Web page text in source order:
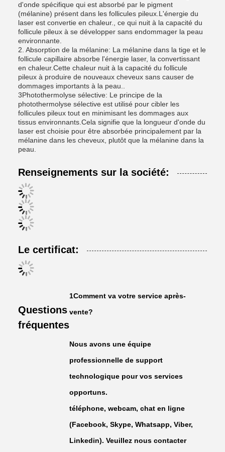
d'onde spécifique qui est absorbé par le pigment
(mélanine) présent dans les follicules pileux.L'énergie du
laser est convertie en chaleur., ce qui nuit à la capacité du
follicule pileux à se développer sans endommager la peau
environnante.
2. Absorption de la mélanine: La mélanine dans la tige et le
follicule capillaire absorbe l'énergie laser, la convertissant
en chaleur.Cette chaleur nuit à la capacité du follicule
pileux à produire de nouveaux cheveux sans causer de
dommages importants à la peau..
3Photothermolyse sélective: Le principe de la
photothermolyse sélective est utilisé pour cibler les
follicules pileux tout en minimisant les dommages aux
tissus environnants.Cela signifie que la longueur d'onde du
laser est choisie pour être absorbée principalement par la
mélanine dans les cheveux, plutôt que la mélanine dans la
peau.
Renseignements sur la société:
Le certificat:
Questions
fréquentes
1Comment va votre service après-
vente?
Nous avons une équipe
professionnelle de support
technologique pour vos services
opportuns.
téléphone, webcam, chat en ligne
(Facebook, Skype, Whatsapp, Viber,
Linkedin). Veuillez nous contacter